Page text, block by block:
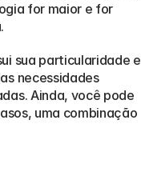
for maior e for
sua particularidade e
necessidades
Ainda, você pode
uma combinação